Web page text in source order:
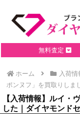
無料査定
ホーム 入荷情
ポンヌフ」を買取りしま
【入荷情報】ルイ・
した｜ダイヤモンド